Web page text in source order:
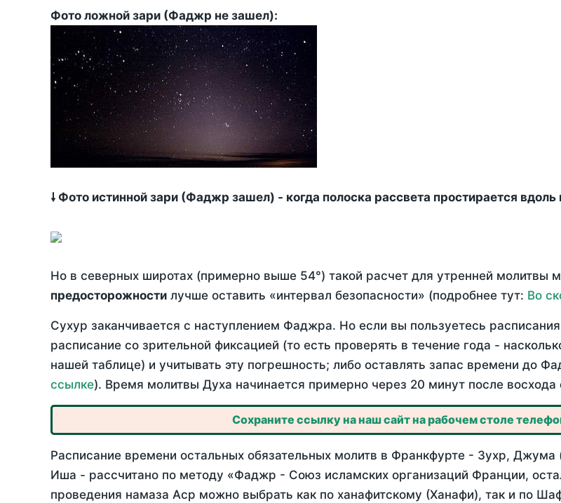
Фото ложной зари (Фаджр не зашел):
🠗 Фото истинной зари (Фаджр зашел) - когда полоска рассвета простирается вдоль
Но в северных широтах (примерно выше 54°) такой расчет для утренней молитвы
предосторожности лучше оставить «интервал безопасности» (подробнее тут: Во
Сухур заканчивается с наступлением Фаджра. Но если вы пользуетесь
расписание со зрительной фиксацией (то есть проверять в течение года -
нашей таблице) и учитывать эту погрешность; либо оставлять запас времени до
ссылке). Время молитвы Духа начинается примерно через 20 минут после
Сохраните ссылку на наш сайт на рабочем столе
Расписание времени остальных обязательных молитв в Франкфурте - Зухр,
Иша - рассчитано по методу «Фаджр - Союз исламских организаций Франции,
проведения намаза Аср можно выбрать как по ханафитскому (Ханафи), так и по